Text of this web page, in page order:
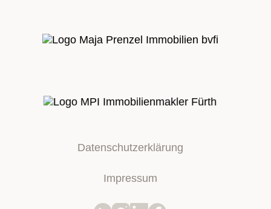
Datenschutzerklärung
Impressum